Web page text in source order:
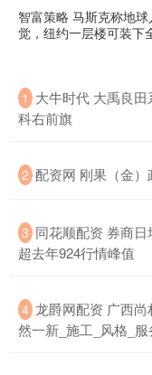
智富策略 马斯克称地
觉，纽约一层楼可装下
1 大牛时代 大禹良田
科右前旗
2 配资网 刚果（金
3 同花顺配资 券商
超去年924行情峰值
4 龙爵网配资 广西
然一新_施工_风格_服